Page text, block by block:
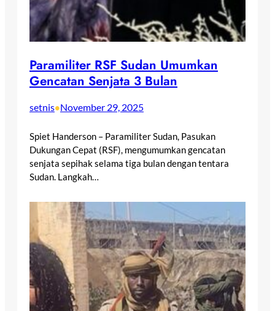
Paramiliter RSF Sudan Umumkan
Gencatan Senjata 3 Bulan
setnis•November 29, 2025
Spiet Handerson – Paramiliter Sudan, Pasukan
Dukungan Cepat (RSF), mengumumkan gencatan
senjata sepihak selama tiga bulan dengan tentara
Sudan. Langkah…